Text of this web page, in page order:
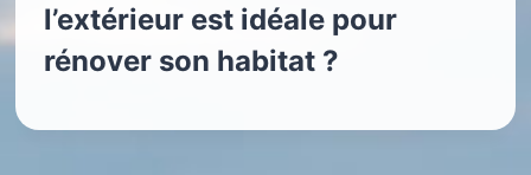
l’extérieur est idéale pour
rénover son habitat ?